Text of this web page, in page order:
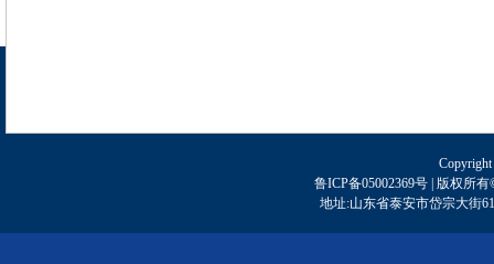
鲁ICP备05002369号 | 版权所
地址:山东省泰安市岱宗大街61